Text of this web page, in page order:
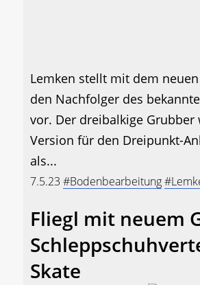
Lemken stellt mit dem
den Nachfolger des
vor. Der dreibalkige Grubber
Version für den Dreipunkt-
als...
7.5.23 #Bodenbearbeitung
Fliegl mit neuem
Skate